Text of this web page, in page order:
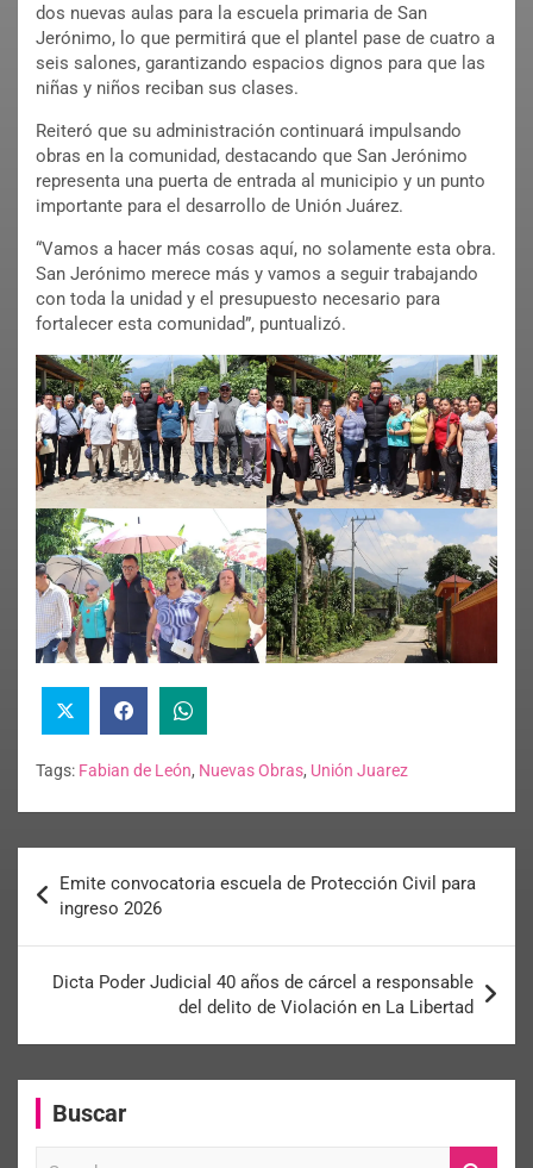
dos nuevas aulas para la escuela primaria de San
Jerónimo, lo que permitirá que el plantel pase de cuatro a
seis salones, garantizando espacios dignos para que las
niñas y niños reciban sus clases.
Reiteró que su administración continuará impulsando
obras en la comunidad, destacando que San Jerónimo
representa una puerta de entrada al municipio y un punto
importante para el desarrollo de Unión Juárez.
“Vamos a hacer más cosas aquí, no solamente esta obra.
San Jerónimo merece más y vamos a seguir trabajando
con toda la unidad y el presupuesto necesario para
fortalecer esta comunidad”, puntualizó.
Tags: Fabian de León, Nuevas Obras, Unión Juarez
Emite convocatoria escuela de Protección Civil para
ingreso 2026
Dicta Poder Judicial 40 años de cárcel a responsable
del delito de Violación en La Libertad
Buscar